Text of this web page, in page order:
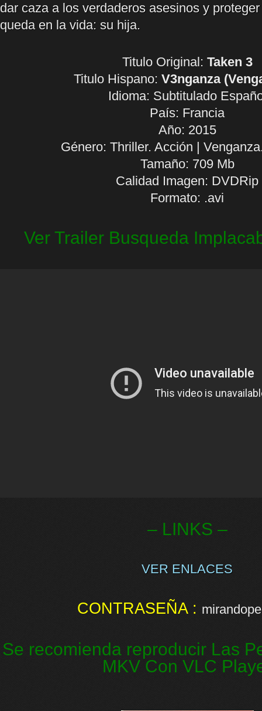
dar caza a los verdaderos asesinos y
queda en la vida: su hija.
Titulo Original: Taken 3
Titulo Hispano: V3nganza
Idioma: Subtitulado
País: Francia
Año: 2015
Género: Thriller. Acción |
Tamaño: 709 Mb
Calidad Imagen: DVDRip
Formato: .avi
Ver Trailer Busqueda
– LINKS –
VER ENLACES
CONTRASEÑA :
Se recomienda reproducir Las
MKV Con VLC